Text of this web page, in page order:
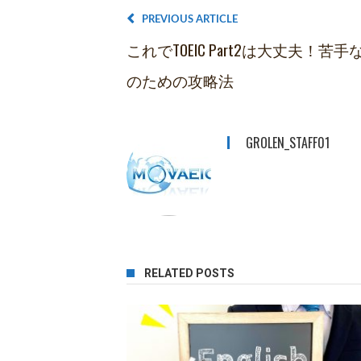
PREVIOUS ARTICLE
これでTOEIC Part2は大丈夫！苦手
のための攻略法
GROLEN_STAFF01
RELATED POSTS